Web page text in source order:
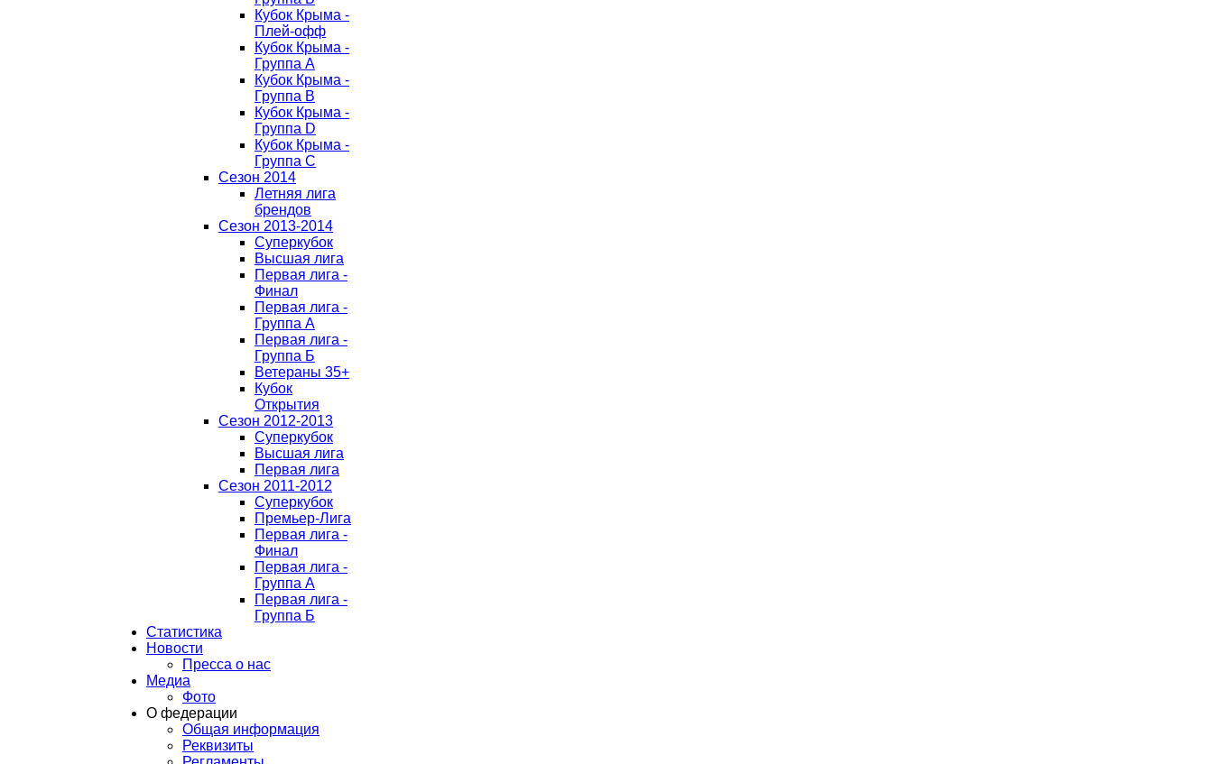
Кубок Крыма -
Плей-офф
Кубок Крыма -
Группа A
Кубок Крыма -
Группа B
Кубок Крыма -
Группа D
Кубок Крыма -
Группа C
Сезон 2014
Летняя лига
брендов
Сезон 2013-2014
Суперкубок
Высшая лига
Первая лига -
Финал
Первая лига -
Группа А
Первая лига -
Группа Б
Ветераны 35+
Кубок
Открытия
Сезон 2012-2013
Суперкубок
Высшая лига
Первая лига
Сезон 2011-2012
Суперкубок
Премьер-Лига
Первая лига -
Финал
Первая лига -
Группа А
Первая лига -
Группа Б
Статистика
Новости
Пресса о нас
Медиа
Фото
О федерации
Общая информация
Реквизиты